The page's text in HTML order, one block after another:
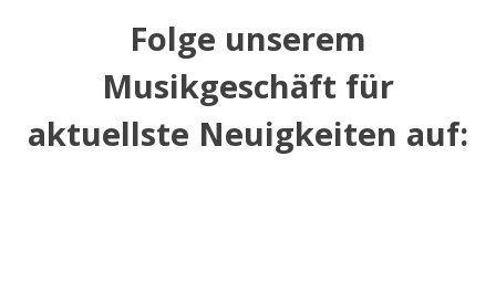
Folge unserem
Musikgeschäft für
aktuellste Neuigkeiten auf: